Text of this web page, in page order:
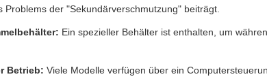
Problems der "Sekundärverschmutzung" beiträgt.
Ein spezieller Behälter ist enthalten, um
Betrieb: Viele Modelle verfügen über ein